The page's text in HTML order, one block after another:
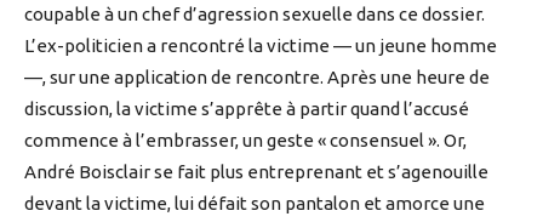
coupable à un chef d’agression sexuelle dans ce dossier.
L’ex-politicien a rencontré la victime — un jeune homme
—, sur une application de rencontre. Après une heure de
discussion, la victime s’apprête à partir quand l’accusé
commence à l’embrasser, un geste « consensuel ». Or,
André Boisclair se fait plus entreprenant et s’agenouille
devant la victime, lui défait son pantalon et amorce une